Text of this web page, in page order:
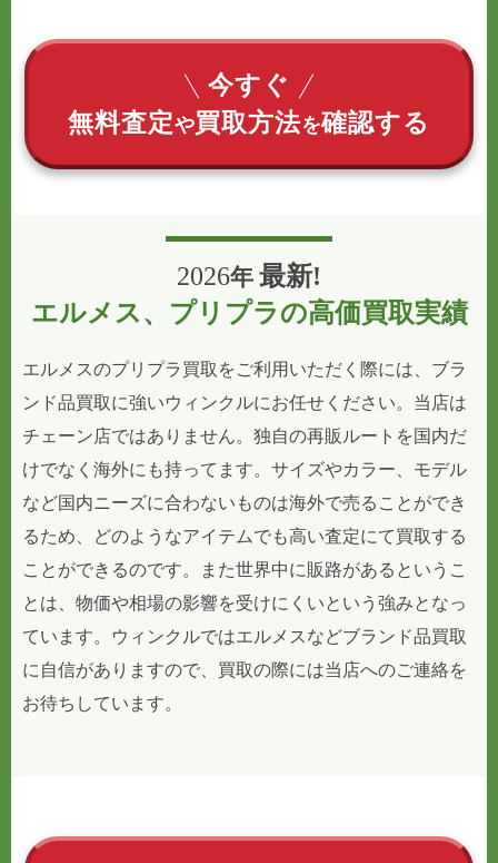
今すぐ
無料査定や買取方法を確認する
2026年 最新!
エルメス、プリプラの高価買取実績
エルメスのプリプラ買取をご利用いただく際には、ブラ
ンド品買取に強いウィンクルにお任せください。当店は
チェーン店ではありません。独自の再販ルートを国内だ
けでなく海外にも持ってます。サイズやカラー、モデル
など国内ニーズに合わないものは海外で売ることができ
るため、どのようなアイテムでも高い査定にて買取する
ことができるのです。また世界中に販路があるというこ
とは、物価や相場の影響を受けにくいという強みとなっ
ています。ウィンクルではエルメスなどブランド品買取
に自信がありますので、買取の際には当店へのご連絡を
お待ちしています。